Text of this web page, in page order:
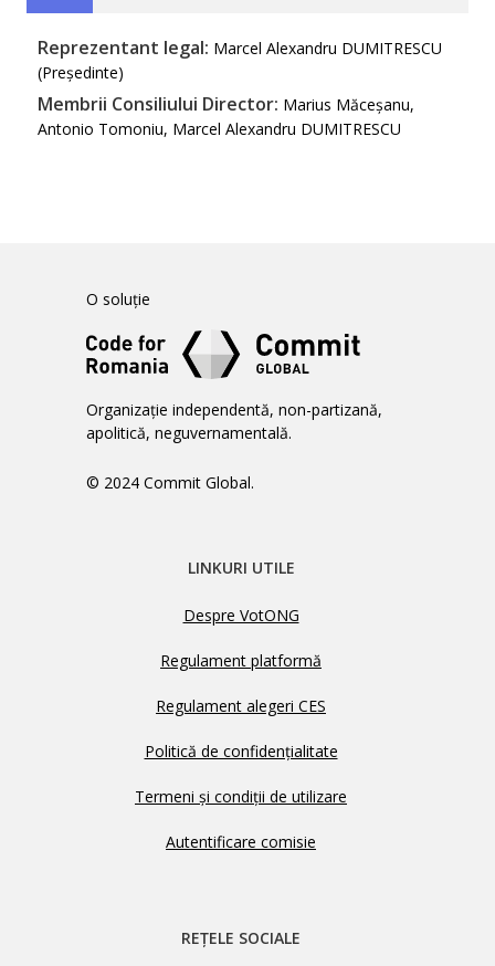
Reprezentant legal: Marcel Alexandru DUMITRESCU
(Președinte)
Membrii Consiliului Director: Marius Măceșanu,
Antonio Tomoniu, Marcel Alexandru DUMITRESCU
O soluție
Organizație independentă, non-partizană,
apolitică, neguvernamentală.
© 2024 Commit Global.
LINKURI UTILE
Despre VotONG
Regulament platformă
Regulament alegeri CES
Politică de confidențialitate
Termeni și condiții de utilizare
Autentificare comisie
REȚELE SOCIALE